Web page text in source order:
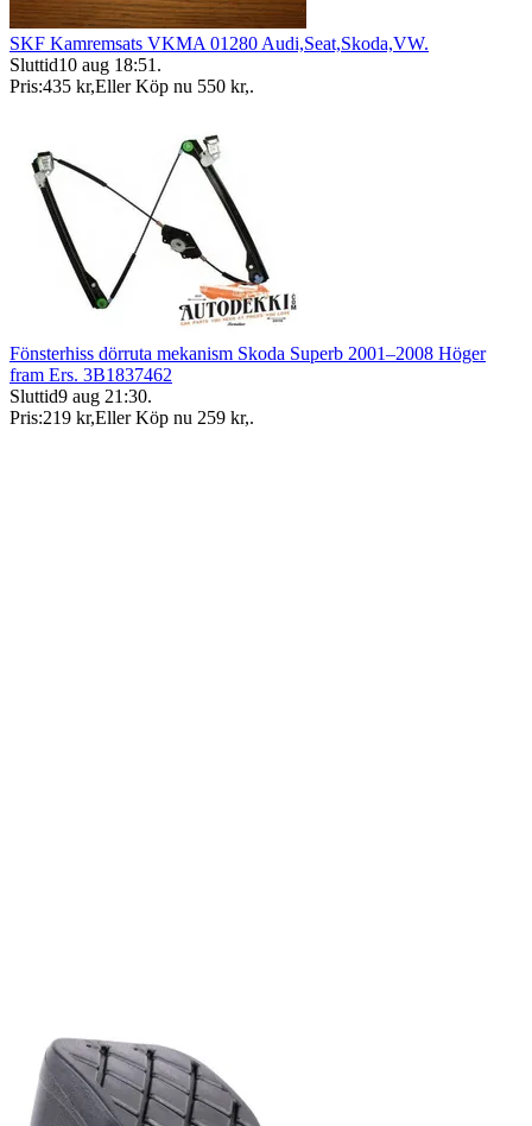
SKF Kamremsats VKMA 01280 Audi,Seat,Skoda,VW.
Sluttid10 aug 18:51 .
Pris:435 kr,Eller Köp nu 550 kr,.
Fönsterhiss dörruta mekanism Skoda Superb 2001–2008 Höger
fram Ers. 3B1837462
Sluttid9 aug 21:30.
Pris:219 kr,Eller Köp nu 259 kr,.